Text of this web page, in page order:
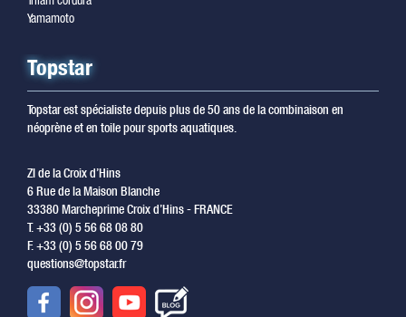
Yamamoto
Topstar
Topstar est spécialiste depuis plus de 50 ans de la combinaison en
néoprène et en toile pour sports aquatiques.
ZI de la Croix d’Hins
6 Rue de la Maison Blanche
33380 Marcheprime Croix d’Hins - FRANCE
T. +33 (0) 5 56 68 08 80
F. +33 (0) 5 56 68 00 79
questions@topstar.fr